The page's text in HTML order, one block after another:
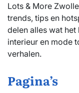
Lots & More
trends, tips en
delen alles wat het
interieur en mode
verhalen.
Pagina’s